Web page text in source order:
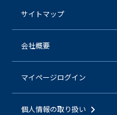
サイトマップ
会社概要
マイページログイン
個人情報の取り扱い